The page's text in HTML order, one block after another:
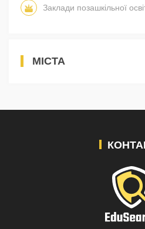
Заклади позашкільної
МІСТА